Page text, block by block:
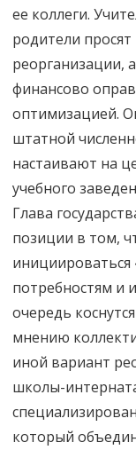
ее коллеги.
родители
реорганизации,
финансово
оптимизацией.
штатной
настаивают на
учебного
Глава
позиции в том,
инициироваться
потребностям и
очередь
мнению
иной вариант
школы-
который